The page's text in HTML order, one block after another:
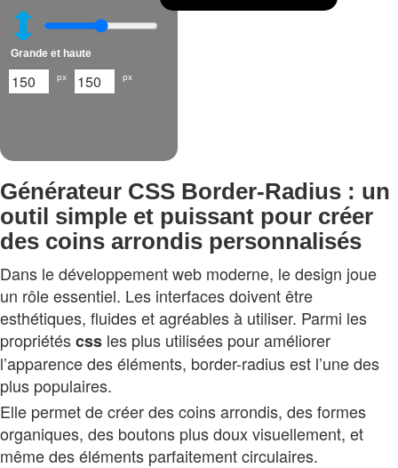
Grande et haute
px px
Générateur CSS Border‑Radius : un
outil simple et puissant pour créer
des coins arrondis personnalisés
Dans le développement web moderne, le design joue
un rôle essentiel. Les interfaces doivent être
esthétiques, fluides et agréables à utiliser. Parmi les
propriétéscss les plus utilisées pour améliorer
l’apparence des éléments, border-radius est l’une des
plus populaires.
Elle permet de créer des coins arrondis, des formes
organiques, des boutons plus doux visuellement, et
même des éléments parfaitement circulaires.